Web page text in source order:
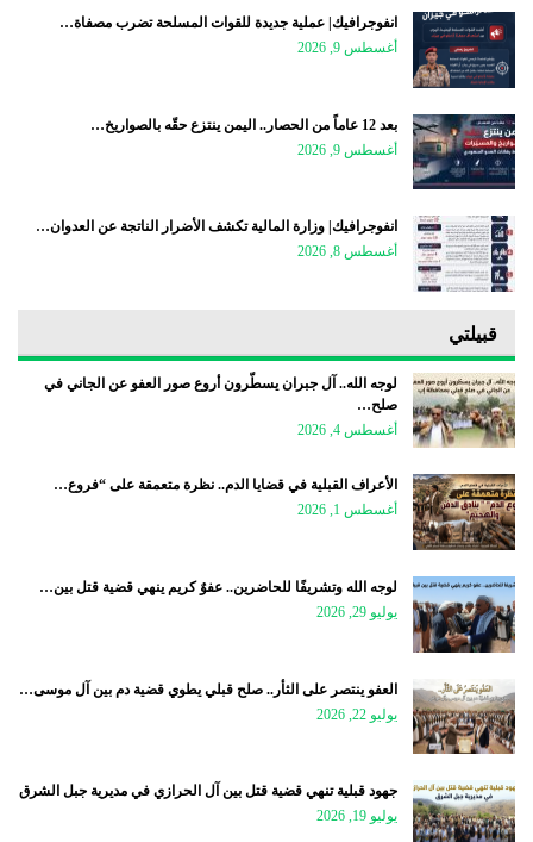
انفوجرافيك| عملية جديدة للقوات المسلحة تضرب مصفاة…
أغسطس 9, 2026
بعد 12 عاماً من الحصار.. اليمن ينتزع حقّه بالصواريخ…
أغسطس 9, 2026
انفوجرافيك| وزارة المالية تكشف الأضرار الناتجة عن العدوان…
أغسطس 8, 2026
قبيلتي
لوجه الله.. آل جبران يسطّرون أروع صور العفو عن الجاني في
صلح…
أغسطس 4, 2026
الأعراف القبلية في قضايا الدم.. نظرة متعمقة على “فروع…
أغسطس 1, 2026
لوجه الله وتشريفًا للحاضرين.. عفوٌ كريم ينهي قضية قتل بين…
يوليو 29, 2026
العفو ينتصر على الثأر.. صلح قبلي يطوي قضية دم بين آل موسى…
يوليو 22, 2026
جهود قبلية تنهي قضية قتل بين آل الحرازي في مديرية جبل الشرق
يوليو 19, 2026